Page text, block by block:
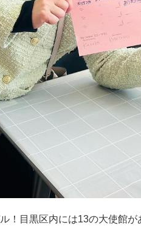
！目黒区内には13の大使館